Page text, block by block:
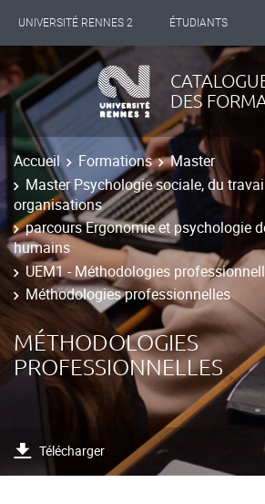
UNIVERSITÉ RENNES 2 ÉTUDIANTS
INTERNATIONAL PROFESSIONNELS
LES NOUVELLES DE RENNES 2
DES
Accueil Formations
Master
Master Psychologie sociale, du
organisations
parcours Ergonomie et psychologie
humains
UEM1 - Méthodologies
Méthodologies professionnelles
MÉTHODOLOGIES
PROFESSIONNELLES
Télécharger